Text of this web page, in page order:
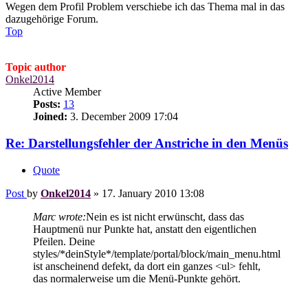
Wegen dem Profil Problem verschiebe ich das Thema mal in das
dazugehörige Forum.
Top
Topic author
Onkel2014
Active Member
Posts: 13
Joined: 3. December 2009 17:04
Re: Darstellungsfehler der Anstriche in den Menüs
Quote
Post by Onkel2014 » 17. January 2010 13:08
Marc wrote:Nein es ist nicht erwünscht, dass das
Hauptmenü nur Punkte hat, anstatt den eigentlichen
Pfeilen. Deine
styles/*deinStyle*/template/portal/block/main_menu.html
ist anscheinend defekt, da dort ein ganzes <ul> fehlt,
das normalerweise um die Menü-Punkte gehört.